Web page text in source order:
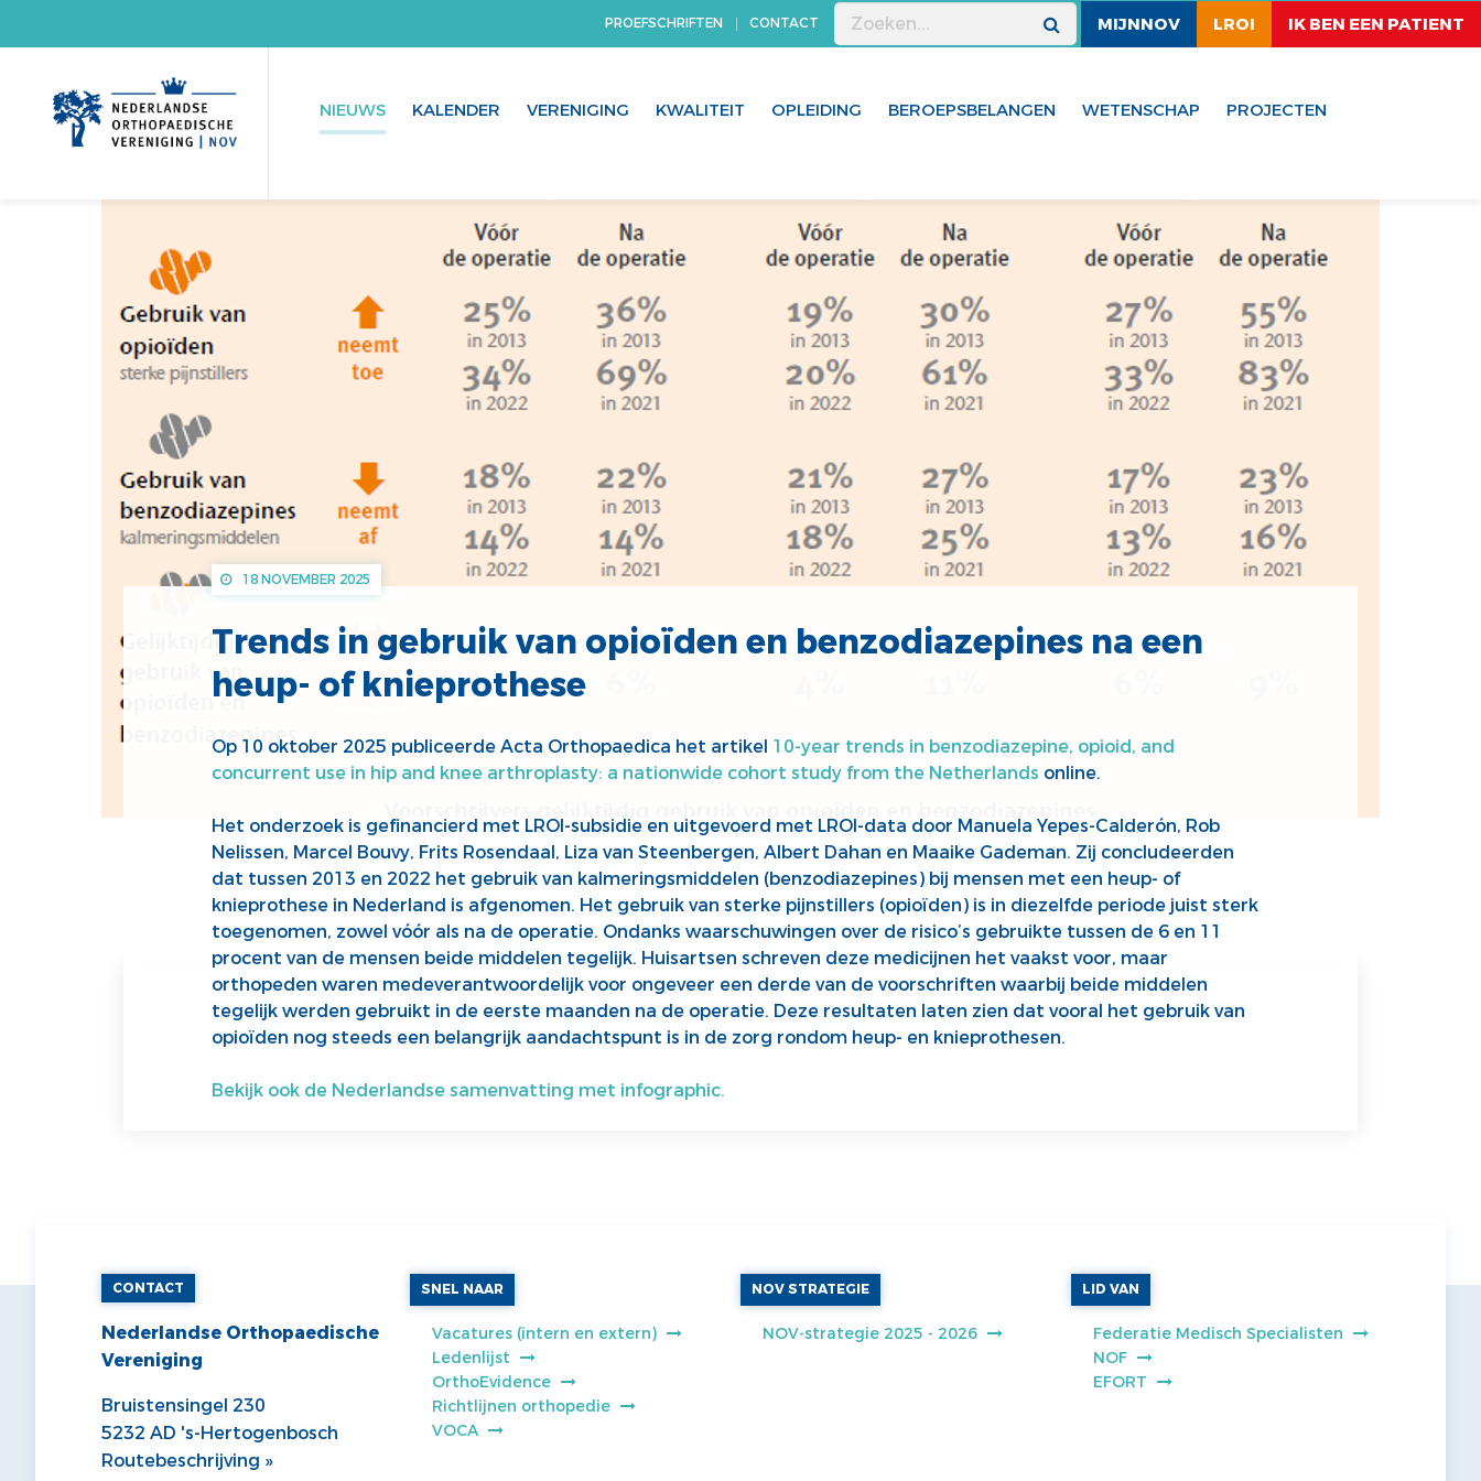
PROEFSCHRIFTEN CONTACT MIJNNOV LROI IK BEN EEN PATIENT
NIEUWS KALENDER VERENIGING KWALITEIT OPLEIDING BEROEPSBELANGEN WETENSCHAP PROJECTEN
18 NOVEMBER 2025
Trends in gebruik van opioïden en benzodiazepines na een
heup- of knieprothese
Op 10 oktober 2025 publiceerde Acta Orthopaedica het artikel 10-year trends in benzodiazepine, opioid, and
concurrent use in hip and knee arthroplasty: a nationwide cohort study from the Netherlands online.
Het onderzoek is gefinancierd met LROI-subsidie en uitgevoerd met LROI-data door Manuela Yepes-Calderón, Rob
Nelissen, Marcel Bouvy, Frits Rosendaal, Liza van Steenbergen, Albert Dahan en Maaike Gademan. Zij concludeerden
dat tussen 2013 en 2022 het gebruik van kalmeringsmiddelen (benzodiazepines) bij mensen met een heup- of
knieprothese in Nederland is afgenomen. Het gebruik van sterke pijnstillers (opioïden) is in diezelfde periode juist sterk
toegenomen, zowel vóór als na de operatie. Ondanks waarschuwingen over de risico’s gebruikte tussen de 6 en 11
procent van de mensen beide middelen tegelijk. Huisartsen schreven deze medicijnen het vaakst voor, maar
orthopeden waren medeverantwoordelijk voor ongeveer een derde van de voorschriften waarbij beide middelen
tegelijk werden gebruikt in de eerste maanden na de operatie. Deze resultaten laten zien dat vooral het gebruik van
opioïden nog steeds een belangrijk aandachtspunt is in de zorg rondom heup- en knieprothesen.
Bekijk ook de Nederlandse samenvatting met infographic.
CONTACT
Nederlandse Orthopaedische
Vereniging
Bruistensingel 230
5232 AD 's-Hertogenbosch
Routebeschrijving »
SNEL NAAR
Vacatures (intern en extern)
Ledenlijst
OrthoEvidence
Richtlijnen orthopedie
VOCA
NOV STRATEGIE
NOV-strategie 2025 - 2026
LID VAN
Federatie Medisch Specialisten
NOF
EFORT